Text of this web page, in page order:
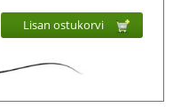
Lisan ostukorvi